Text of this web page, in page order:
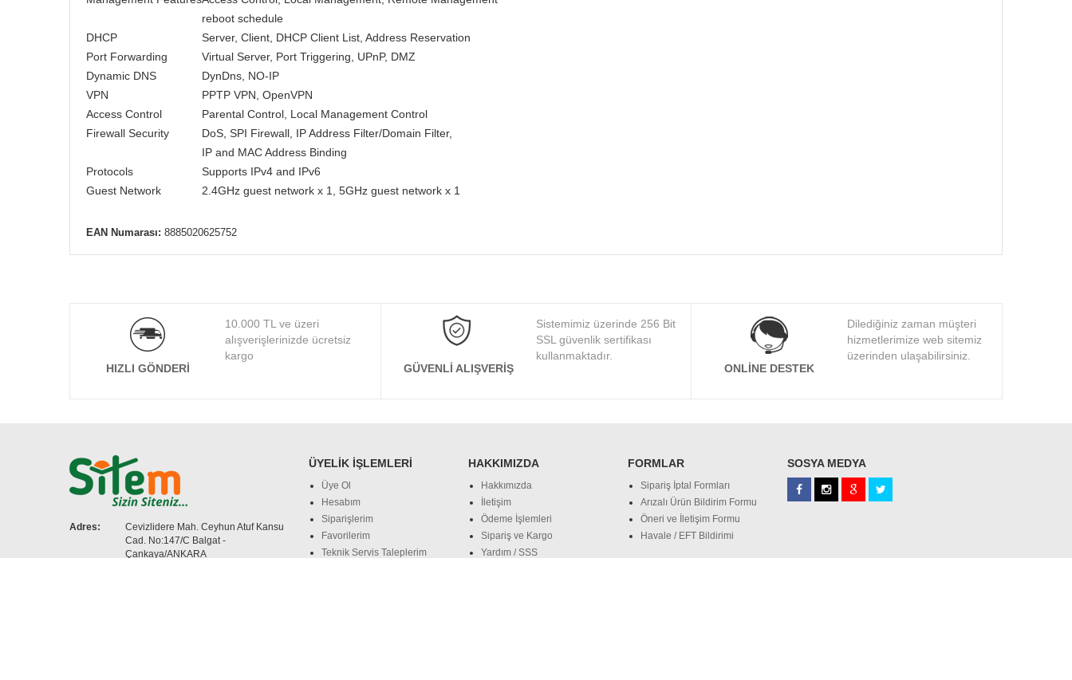
reboot schedule
DHCP
Server, Client, DHCP Client List, Address Reservation
Port Forwarding
Virtual Server, Port Triggering, UPnP, DMZ
Dynamic DNS
DynDns, NO-IP
VPN
PPTP VPN, OpenVPN
Access Control
Parental Control, Local Management Control
Firewall Security
DoS, SPI Firewall, IP Address Filter/Domain Filter,
IP and MAC Address Binding
Protocols
Supports IPv4 and IPv6
Guest Network
2.4GHz guest network x 1, 5GHz guest network x 1
EAN Numarası: 8885020625752
HIZLI GÖNDERI
10.000 TL ve üzeri
alışverişlerinizde ücretsiz
kargo
GÜVENLI ALIŞVERIŞ
Sistemimiz üzerinde 256 Bit
SSL güvenlik sertifikası
kullanmaktadır.
ONLINE DESTEK
Dilediğiniz zaman müşteri
hizmetlerimize web sitemiz
üzerinden ulaşabilirsiniz.
Adres:
Cevizlidere Mah. Ceyhun Atuf Kansu
Cad. No:147/C Balgat -
Çankaya/ANKARA
ÜYELIK İŞLEMLERI
Üye Ol
Hesabım
Siparişlerim
Favorilerim
Teknik Servis Taleplerim
HAKKIMIZDA
Hakkımızda
İletişim
Ödeme İşlemleri
Sipariş ve Kargo
Yardım / SSS
FORMLAR
Sipariş İptal Formları
Arızalı Ürün Bildirim Formu
Öneri ve İletişim Formu
Havale / EFT Bildirimi
SOSYA MEDYA